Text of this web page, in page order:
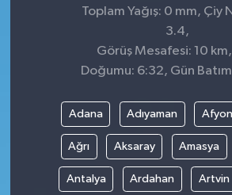
Toplam Yağış: 0 mm, Çiy
3.4,
Görüş Mesafesi: 10
Doğumu: 6:32, Gün
Adana Adıyaman
Ağrı Aksaray Amasya
Antalya Ardahan Artvin